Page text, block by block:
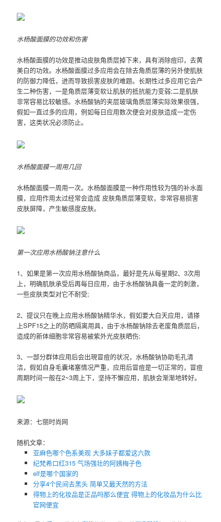
水杨酸面膜的功效和伤害
水杨酸面膜的功效是推动皮肤角质层掉下来，具有消除痘印，去黄
美白的功效。水杨酸面膜过多应用会在除去角质层薄的另外使肌肤
的防御力降低，进而导致损害皮肤的难题。长期性过多应用它会产
生二种伤害，一是角质层薄变软让肌肤的抵抗能力变弱;二是肌肤
非常容易比较敏感。水杨酸钠的夹层玻璃角质层薄实际效果很强，
假如一直过多的应用，例如每日应用数次便会对皮肤造成一定伤
害，这类状况必须防止。
水杨酸面膜一周用几回
水杨酸面膜一周用一次。水杨酸面膜是一种作用性较为强的补水面
膜，应用作用太过经常会造成 皮肤角质层薄变软，非常容易损害
皮肤屏障，产生敏感度皮肤。
第一次应用水杨酸钠注意什么
1、如果是第一次应用水杨酸钠商品，最好是先从每星期2、3次用
上，明确肌肤承受后再每日应用，由于水杨酸钠具备一定的刺激，
一些皮肤类型对它不耐受;
2、提议只在晚上应用水杨酸钠精华水，假如要大白天应用，请搽
上SPF15之上的防晒隔离用具，由于水杨酸钠除去老废角质层后，
造成的新体细胞非常容易被紫外光皮肤晒伤;
3、一部分群体应用后会出現冒痘的状况，水杨酸钠协助毛孔清
洁，假如自身毛囊堵塞情况严重，应用后冒痘是一切正常的，冒痘
周期时间一般在2~3周上下，坚持不懈应用，肌肤会渐渐地转好。
来源：七丽时尚网
随机文章：
亚麻色哪个色系美观 大多妹子都爱这六款
纪梵希口红315 气场强壮的阿姨梅子色
elf是哪个国家的
分享4个民间去黑头 简单又最天然的方法
得物上的化妆品是正品吗那么便宜 得物上的化妆品为什么比
官网便宜